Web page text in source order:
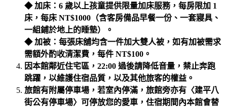
◆ 加床：6 歲以上孩童提供限量加床服務，每房限加 1
床，每床 NT$1000（含客房備品早餐一份、一套寢具、
一組鋪於地上的睡墊）。
◆ 加被：每張床舖均含一件加大雙人被，如有加被需求
需額外酌收清潔費，每件 NT$100。
因本館鄰近住宅區，22:00 過後請降低音量，禁止奔跑
跳躍，以維護住宿品質，以及其他旅客的權益。
旅館有附屬停車場，若室內停滿，旅館旁亦有〈建平八
街公有停車場〉可停放您的愛車，住宿期間內本館會替